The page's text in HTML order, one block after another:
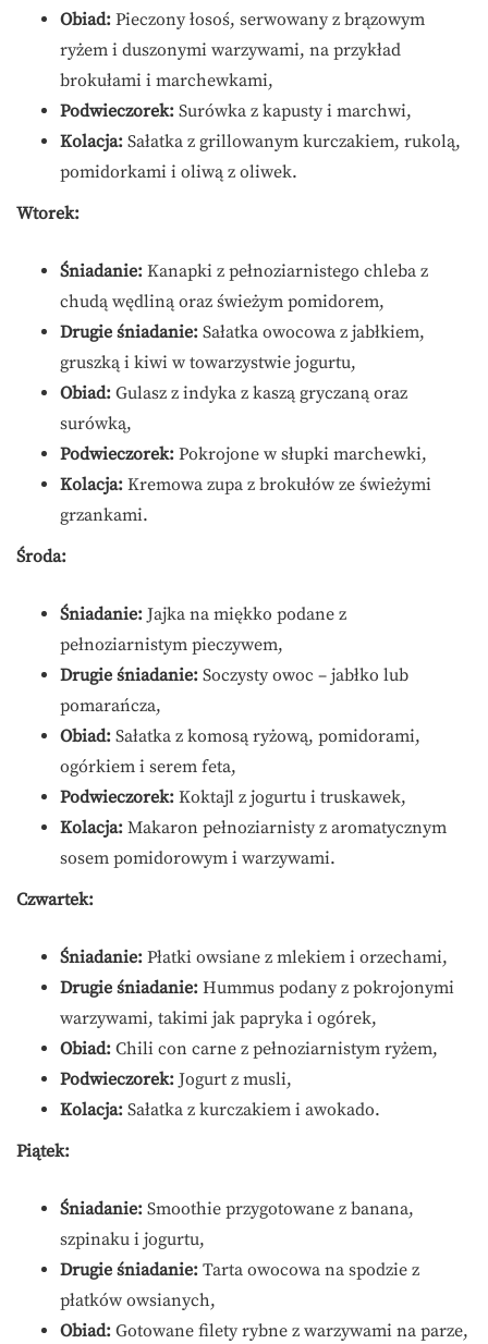
Obiad: Pieczony łosoś, serwowany z brązowym
ryżem i duszonymi warzywami, na przykład
brokułami i marchewkami,
Podwieczorek: Surówka z kapusty i marchwi,
Kolacja: Sałatka z grillowanym kurczakiem, rukolą,
pomidorkami i oliwą z oliwek.
Wtorek:
Śniadanie: Kanapki z pełnoziarnistego chleba z
chudą wędliną oraz świeżym pomidorem,
Drugie śniadanie: Sałatka owocowa z jabłkiem,
gruszką i kiwi w towarzystwie jogurtu,
Obiad: Gulasz z indyka z kaszą gryczaną oraz
surówką,
Podwieczorek: Pokrojone w słupki marchewki,
Kolacja: Kremowa zupa z brokułów ze świeżymi
grzankami.
Środa:
Śniadanie: Jajka na miękko podane z
pełnoziarnistym pieczywem,
Drugie śniadanie: Soczysty owoc – jabłko lub
pomarańcza,
Obiad: Sałatka z komosą ryżową, pomidorami,
ogórkiem i serem feta,
Podwieczorek: Koktajl z jogurtu i truskawek,
Kolacja: Makaron pełnoziarnisty z aromatycznym
sosem pomidorowym i warzywami.
Czwartek:
Śniadanie: Płatki owsiane z mlekiem i orzechami,
Drugie śniadanie: Hummus podany z pokrojonymi
warzywami, takimi jak papryka i ogórek,
Obiad: Chili con carne z pełnoziarnistym ryżem,
Podwieczorek: Jogurt z musli,
Kolacja: Sałatka z kurczakiem i awokado.
Piątek:
Śniadanie: Smoothie przygotowane z banana,
szpinaku i jogurtu,
Drugie śniadanie: Tarta owocowa na spodzie z
płatków owsianych,
Obiad: Gotowane filety rybne z warzywami na parze,